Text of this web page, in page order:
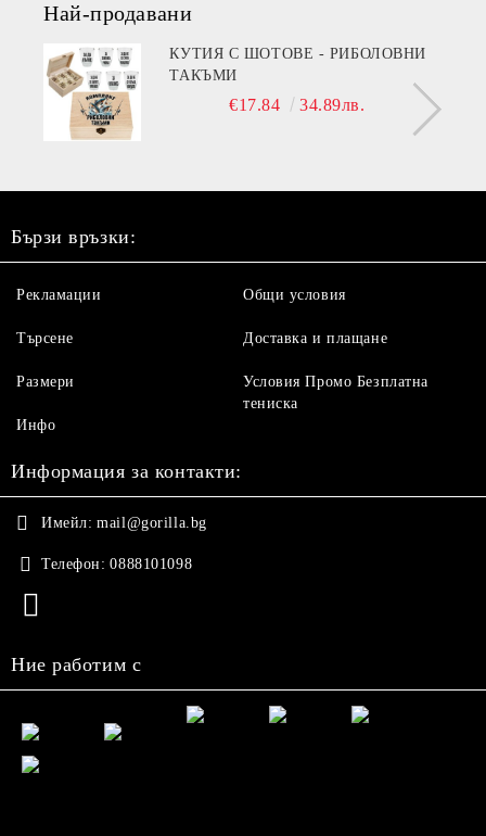
Най-продавани
КУТИЯ С ШОТОВЕ - РИБОЛОВНИ
ТАКЪМИ
€17.84 34.89лв.
Бързи връзки:
Рекламации
Търсене
Размери
Инфо
Общи условия
Доставка и плащане
Условия Промо Безплатна
тениска
Информация за контакти:
Имейл: mail@gorilla.bg
Телефон: 0888101098
Ние работим с